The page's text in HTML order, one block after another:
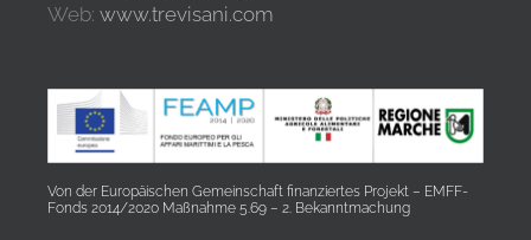
Web: www.trevisani.com
Von der Europäischen Gemeinschaft finanziertes Projekt – EMFF-
Fonds 2014/2020 Maßnahme 5.69 – 2. Bekanntmachung